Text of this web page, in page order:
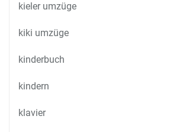
kieler umzüge
kiki umzüge
kinderbuch
kindern
klavier